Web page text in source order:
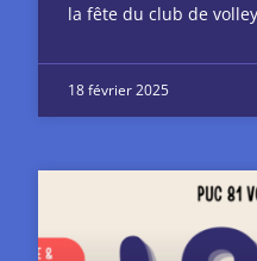
la fête du club de
18 février 2025